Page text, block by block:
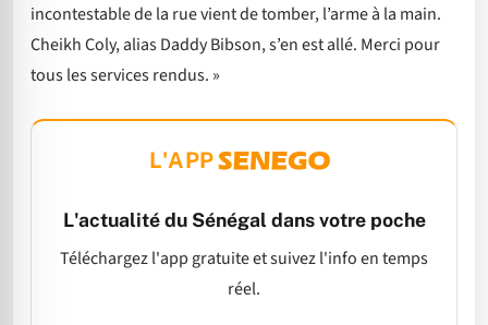
incontestable de la rue vient de tomber, l’arme à la main.
Cheikh Coly, alias Daddy Bibson, s’en est allé. Merci pour
tous les services rendus. »
L'APP
L'actualité du Sénégal dans votre poche
Téléchargez l'app gratuite et suivez l'info en temps
réel.